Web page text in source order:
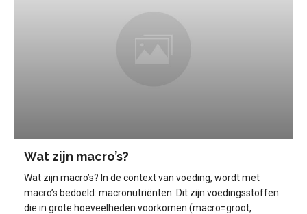
Wat zijn macro’s?
Wat zijn macro’s? In de context van voeding, wordt met
macro’s bedoeld: macronutriënten. Dit zijn voedingsstoffen
die in grote hoeveelheden voorkomen (macro=groot,